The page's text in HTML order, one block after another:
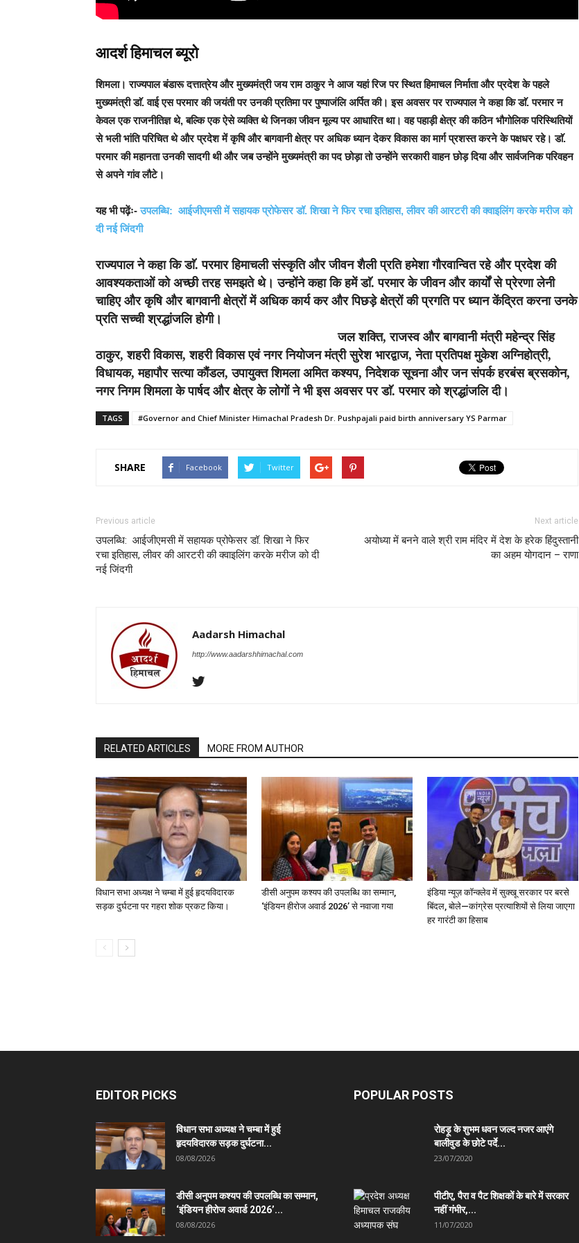
आदर्श हिमाचल ब्यूरो
शिमला।राज्यपाल बंडारू दत्तात्रेय और मुख्यमंत्री जय राम ठाकुर ने आज यहां रिज पर स्थित हिमाचल निर्माता और प्रदेश के पहले
मुख्यमंत्री डाॅ. वाई एस परमार की जयंती पर उनकी प्रतिमा पर पुष्पाजंलि अर्पित की। इस अवसर पर राज्यपाल ने कहा कि डाॅ. परमार न
केवल एक राजनीतिज्ञ थे, बल्कि एक ऐसे व्यक्ति थे जिनका जीवन मूल्य पर आधारित था। वह पहाड़ी क्षेत्र की कठिन भौगोलिक परिस्थितियों
से भली भांति परिचित थे और प्रदेश में कृषि और बागवानी क्षेत्र पर अधिक ध्यान देकर विकास का मार्ग प्रशस्त करने के पक्षधर रहे। डाॅ.
परमार की महानता उनकी सादगी थी और जब उन्होंने मुख्यमंत्री का पद छोड़ा तो उन्होंने सरकारी वाहन छोड़ दिया और सार्वजनिक परिवहन
से अपने गांव लौटे।
यह भी पढ़ेंः-उपलब्धि: आईजीएमसी में सहायक प्रोफेसर डॉ. शिखा ने फिर रचा इतिहास, लीवर की आरटरी की क्वाइलिंग करके मरीज को
दी नई जिंदगी
राज्यपाल ने कहा कि डाॅ. परमार हिमाचली संस्कृति और जीवन शैली प्रति हमेशा गौरवान्वित रहे और प्रदेश की
आवश्यकताओं को अच्छी तरह समझते थे। उन्होंने कहा कि हमें डाॅ. परमार के जीवन और कार्यों से प्रेरणा लेनी
चाहिए और कृषि और बागवानी क्षेत्रों में अधिक कार्य कर और पिछड़े क्षेत्रों की प्रगति पर ध्यान केंद्रित करना उनके
प्रति सच्ची श्रद्धांजलि होगी।
जल शक्ति, राजस्व और बागवानी मंत्री महेन्द्र सिंह
ठाकुर, शहरी विकास, शहरी विकास एवं नगर नियोजन मंत्री सुरेश भारद्वाज, नेता प्रतिपक्ष मुकेश अग्निहोत्री,
विधायक, महापौर सत्या कौंडल, उपायुक्त शिमला अमित कश्यप, निदेशक सूचना और जन संपर्क हरबंस ब्रसकोन,
नगर निगम शिमला के पार्षद और क्षेत्र के लोगों ने भी इस अवसर पर डाॅ. परमार को श्रद्धांजलि दी।
TAGS #Governor and Chief Minister Himachal Pradesh Dr. Pushpajali paid birth anniversary YS Parmar
SHARE Facebook Twitter
Previous article
उपलब्धि: आईजीएमसी में सहायक प्रोफेसर डॉ. शिखा ने फिर
रचा इतिहास, लीवर की आरटरी की क्वाइलिंग करके मरीज को दी
नई जिंदगी
Next article
अयोध्या में बनने वाले श्री राम मंदिर में देश के हरेक हिंदुस्तानी
का अहम योगदान – राणा
Aadarsh Himachal
http://www.aadarshhimachal.com
RELATED ARTICLES MORE FROM AUTHOR
विधान सभा अध्यक्ष ने चम्बा में हुई हृदयविदारक
सड़क दुर्घटना पर गहरा शोक प्रकट किया।
डीसी अनुपम कश्यप की उपलब्धि का सम्मान,
‘इंडियन हीरोज अवार्ड 2026’ से नवाजा गया
इंडिया न्यूज़ कॉन्क्लेव में सुक्खू सरकार पर बरसे
बिंदल, बोले—कांग्रेस प्रत्याशियों से लिया जाएगा
हर गारंटी का हिसाब
EDITOR PICKS
विधान सभा अध्यक्ष ने चम्बा में हुई
हृदयविदारक सड़क दुर्घटना...
08/08/2026
डीसी अनुपम कश्यप की उपलब्धि का सम्मान,
‘इंडियन हीरोज अवार्ड 2026’...
08/08/2026
POPULAR POSTS
रोहड़ू के शुभम धवन जल्द नजर आएंगे
बालीवुड के छोटे पर्दे...
23/07/2020
पीटीए, पैरा व पैट शिक्षकों के बारे में सरकार
नहीं गंभीर,...
11/07/2020